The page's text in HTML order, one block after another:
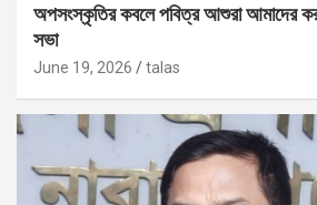
অপসংস্কৃতির কবলে পবিত্র আশুরা আমাদের
সভা
June 19, 2026 talas